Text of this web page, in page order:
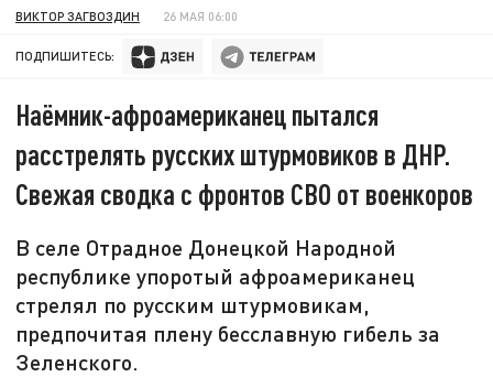
ВИКТОР ЗАГВОЗДИН 26 МАЯ 06:00
ПОДПИШИТЕСЬ:
Наёмник-афроамериканец пытался
расстрелять русских штурмовиков в ДНР.
Свежая сводка с фронтов СВО от военкоров
В селе Отрадное Донецкой Народной
республике упоротый афроамериканец
стрелял по русским штурмовикам,
предпочитая плену бесславную гибель за
Зеленского.